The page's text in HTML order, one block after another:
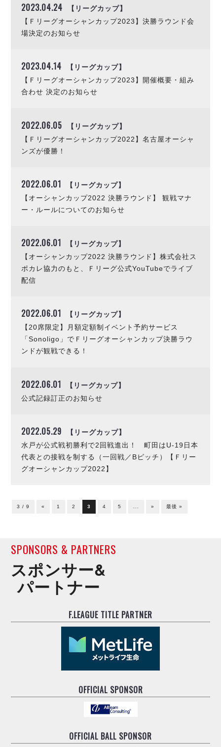
2023.04.24 【リーグカップ】
【Ｆリーグオーシャンカップ2023】決勝ラウンド会
場決定のお知らせ
2023.04.14 【リーグカップ】
【Ｆリーグオーシャンカップ2023】開催概要・組み
合わせ 決定のお知らせ
2022.06.05 【リーグカップ】
【Ｆリーグオーシャンカップ2022】名古屋オーシャ
ンズが優勝！
2022.06.01 【リーグカップ】
【オーシャンカップ2022 決勝ラウンド】 観戦マナ
ー・ルールについてのお知らせ
2022.06.01 【リーグカップ】
【オーシャンカップ2022 決勝ラウンド】株式会社ス
ポカレ協力のもと、Ｆリーグ公式YouTubeでライブ
配信
2022.06.01 【リーグカップ】
【20席限定】月額定額制イベント予約サービス
「Sonoligo」でＦリーグオーシャンカップ決勝ラウ
ンドが観戦できる！
2022.06.01 【リーグカップ】
公式記録訂正のお知らせ
2022.05.29 【リーグカップ】
水戸が公式戦初勝利で2回戦進出！ 町田はU-19日本
代表との接戦を制する（一回戦／Bピッチ）【Ｆリー
グオーシャンカップ2022】
3 / 9 « 1 2 3 4 5 ... » 最後 »
SPONSORS & PARTNERS
スポンサー&
パートナー
F.LEAGUE TITLE PARTNER
OFFICIAL SPONSOR
OFFICIAL BALL SPONSOR